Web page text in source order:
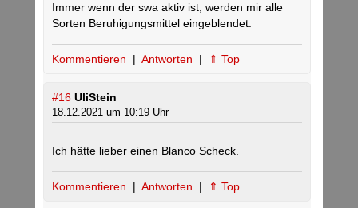
Immer wenn der swa aktiv ist, werden mir alle
Sorten Beruhigungsmittel eingeblendet.
Kommentieren | Antworten | ⇑ Top
#16 UliStein
18.12.2021 um 10:19 Uhr
Ich hätte lieber einen Blanco Scheck.
Kommentieren | Antworten | ⇑ Top